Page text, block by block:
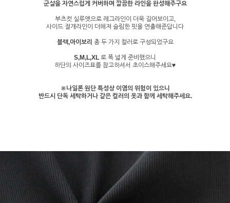
군살을 자연스럽게 커버하며 깔끔한 라인을 완성해주구요
부츠컷 실루엣으로 레그라인이 더욱 길어보이고,
사이드 절개라인이 더해져 슬림한 핏을 연출해준답니다
블랙,아이보리 총 두 가지 컬러로 구성되었구요
S,M,L,XL 로 폭 넓게 준비했으니
하단의 사이즈표를 참고하셔서 초이스해주세요♥
※나일론 원단 특성상 이염의 위험이 있으니
반드시 단독 세탁하거나 같은 컬러의 옷과 함께 세탁해주세요.